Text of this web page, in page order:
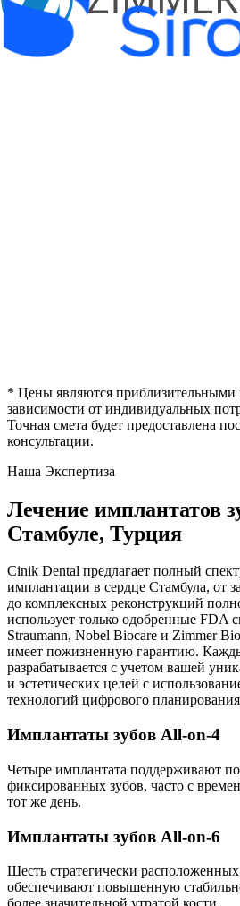
* Цены являются приблизительными
зависимости от индивидуальных
Точная смета будет предоставлена
консультации.
Наша Экспертиза
Лечение имплантатов
Стамбуле, Турция
Cinik Dental предлагает полный
имплантации в сердце Стамбула, от
до комплексных реконструкций
использует только одобренные FDA
Straumann, Nobel Biocare и Zimmer
имеет пожизненную гарантию.
разрабатывается с учетом вашей
и эстетических целей с
технологий цифрового
Имплантаты зубов All-on-4
Четыре имплантата поддерживают
фиксированных зубов, часто с
тот же день.
Имплантаты зубов All-on-6
Шесть стратегически
обеспечивают повышенную